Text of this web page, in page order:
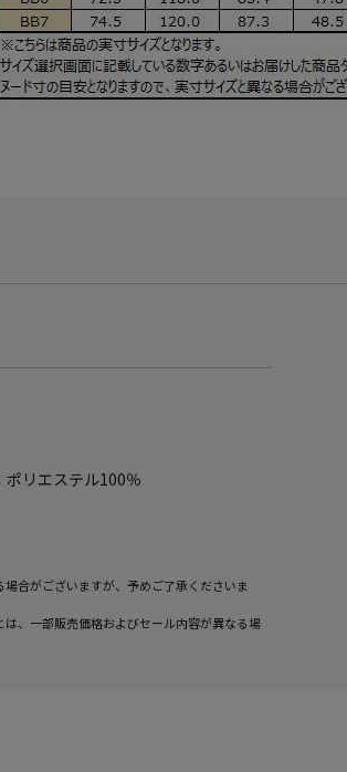
リエステル100％
合がございますが、予めご了承くださいま
は、一部販売価格およびセール内容が異なる場